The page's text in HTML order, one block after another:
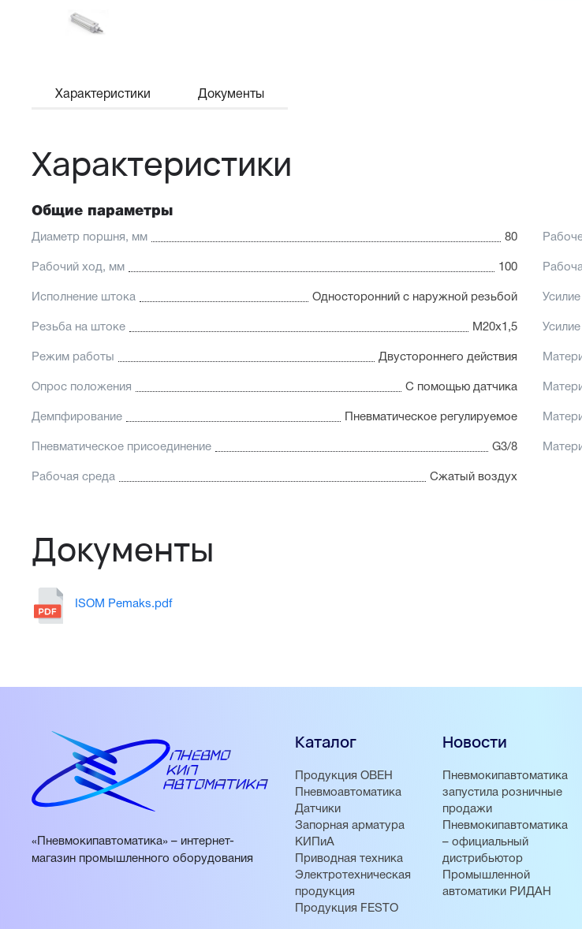
Характеристики Документы
Характеристики
Общие параметры
Диаметр поршня, мм 80
Рабочий ход, мм 100
Исполнение штока Односторонний с наружной резьбой
Резьба на штоке М20х1,5
Режим работы Двустороннего действия
Опрос положения С помощью датчика
Демпфирование Пневматическое регулируемое
Пневматическое присоединение G3/8
Рабочая среда Сжатый воздух
Документы
ISOM Pemaks.pdf
«Пневмокипавтоматика» – интернет-
магазин промышленного оборудования
Каталог
Продукция ОВЕН
Пневмоавтоматика
Датчики
Запорная арматура
КИПиА
Приводная техника
Электротехническая
продукция
Продукция FESTO
Новости
Пневмокипавтоматика
запустила розничные
продажи
Пневмокипавтоматика
– официальный
дистрибьютор
Промышленной
автоматики РИДАН